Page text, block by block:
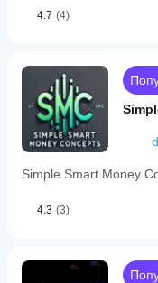
4.7 (4)
Simple Smart Money
4.3 (3)